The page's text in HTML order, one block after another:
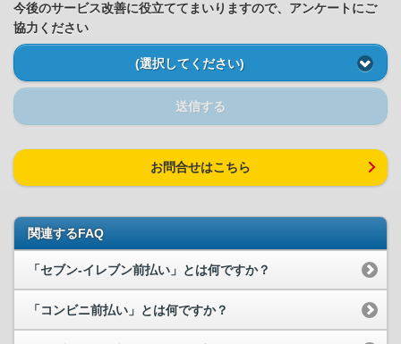
今後のサービス改善に役立ててまいりますので、アンケートにご
協力ください
(選択してください)
送信する
お問合せはこちら
関連するFAQ
「セブン-イレブン前払い」とは何ですか？
「コンビニ前払い」とは何ですか？